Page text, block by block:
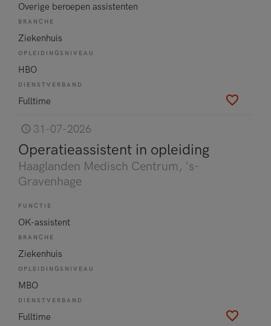
Overige beroepen assistenten
BRANCHE
Ziekenhuis
OPLEIDINGSNIVEAU
HBO
DIENSTVERBAND
Fulltime
31-07-2026
Operatieassistent in opleiding
Haaglanden Medisch Centrum, 's-
Gravenhage
FUNCTIE
OK-assistent
BRANCHE
Ziekenhuis
OPLEIDINGSNIVEAU
MBO
DIENSTVERBAND
Fulltime